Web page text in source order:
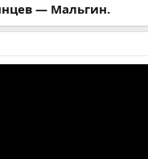
— Мальгин.